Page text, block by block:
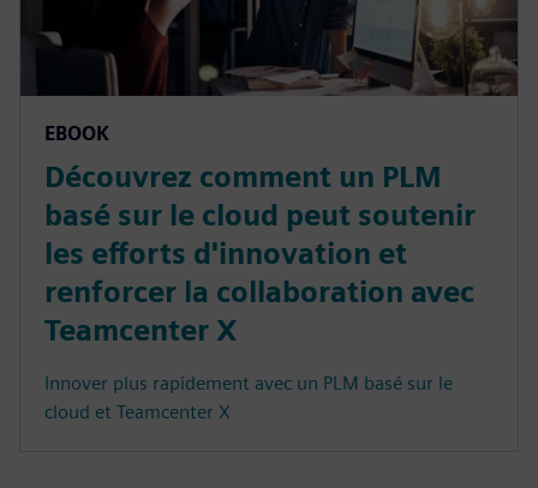
EBOOK
Découvrez comment un PLM
basé sur le cloud peut soutenir
les efforts d'innovation et
renforcer la collaboration avec
Teamcenter X
Innover plus rapidement avec un PLM basé sur le
cloud et Teamcenter X